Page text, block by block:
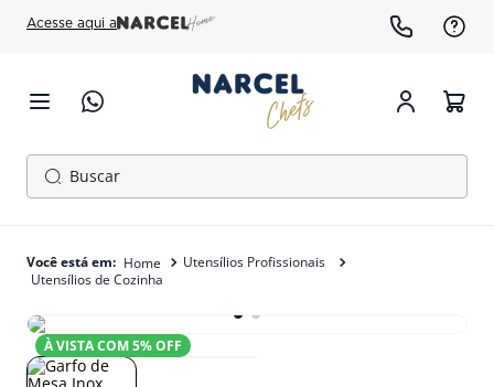
Acesse aqui a
Buscar
Utensílios Profissionais
Utensílios de Cozinha
À VISTA COM5% OFF
1º
cafeteira
3º
freezer
4º
forno